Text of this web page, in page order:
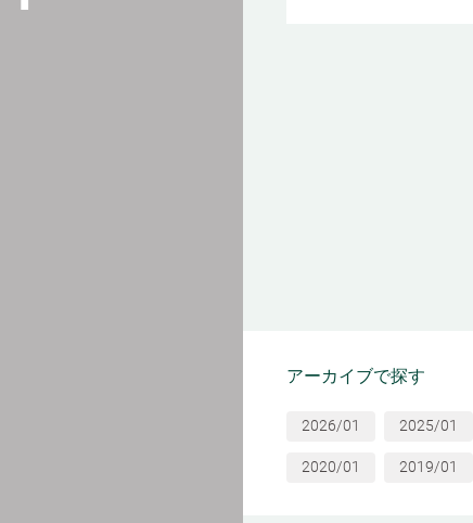
アーカイブで探す
2026/01 2025/01
2020/01 2019/01